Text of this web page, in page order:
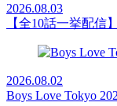
2026.08.03
【全10話一挙配信
2026.08.02
Boys Love Tokyo